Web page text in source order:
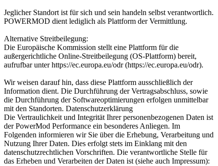
Jeglicher Standort ist für sich und sein handeln selbst verantwortlich.
POWERMOD dient lediglich als Plattform der Vermittlung.
Alternative Streitbeilegung:
Die Europäische Kommission stellt eine Plattform für die
außergerichtliche Online-Streitbeilegung (OS-Plattform) bereit,
aufrufbar unter https://ec.europa.eu/odr (https://ec.europa.eu/odr).
Wir weisen darauf hin, dass diese Plattform ausschließlich der
Information dient. Die Durchführung der Vertragsabschluss, sowie
die Durchführung der Softwareoptimierungen erfolgen unmittelbar
mit den Standorten. Datenschutzerklärung
Die Vertraulichkeit und Integrität Ihrer personenbezogenen Daten ist
der PowerMod Performance ein besonderes Anliegen. Im
Folgenden informieren wir Sie über die Erhebung, Verarbeitung und
Nutzung Ihrer Daten. Dies erfolgt stets im Einklang mit den
datenschutzrechtlichen Vorschriften. Die verantwortliche Stelle für
das Erheben und Verarbeiten der Daten ist (siehe auch Impressum):